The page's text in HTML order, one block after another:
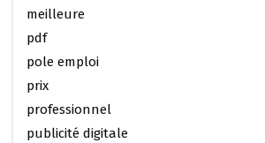
meilleure
pdf
pole emploi
prix
professionnel
publicité digitale